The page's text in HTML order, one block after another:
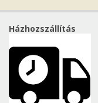
Házhozszállítás